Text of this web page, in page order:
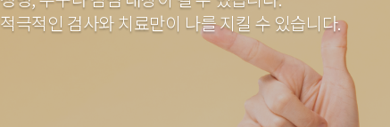
적극적인 검사와 치료만이 나를 지킬 수 있습니다.